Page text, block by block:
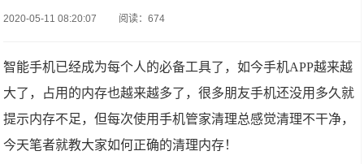
2020-05-11 08:20:07 阅读：674
智能手机已经成为每个人的必备工具了，如今手机APP越来越
大了，占用的内存也越来越多了，很多朋友手机还没用多久就
提示内存不足，但每次使用手机管家清理总感觉清理不干净，
今天笔者就教大家如何正确的清理内存！